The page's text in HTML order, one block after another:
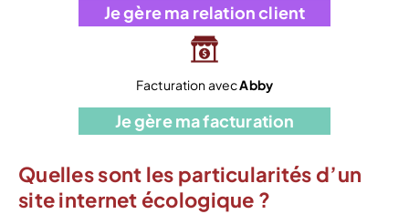
Je gère ma relation client
Facturation avecAbby
Je gère ma facturation
Quelles sont les particularités d’un
site internet écologique ?